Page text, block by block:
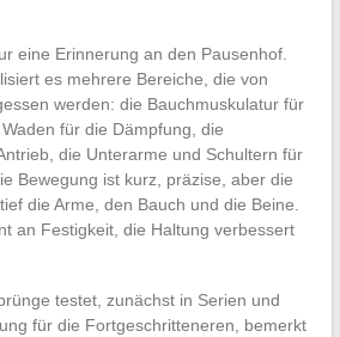
eine Erinnerung an den Pausenhof.
es mehrere Bereiche, die von
werden: die Bauchmuskulatur für
für die Dämpfung, die
die Unterarme und Schultern für
Bewegung ist kurz, präzise, aber die
die Arme, den Bauch und die Beine.
an Festigkeit, die Haltung verbessert
testet, zunächst in Serien und
für die Fortgeschritteneren, bemerkt